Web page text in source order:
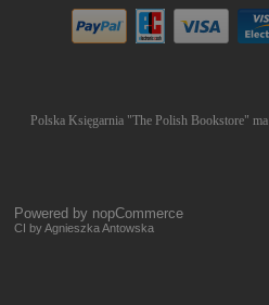
Polska Księgarnia "The Polish Bookstore"
Powered by nopCommerce
CI by Agnieszka Antowska